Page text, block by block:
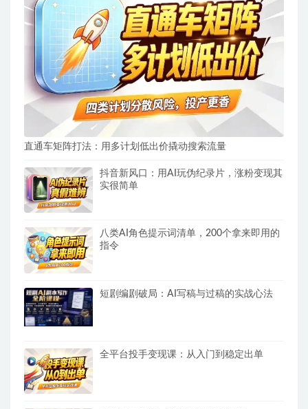
直通车矩阵打法：用多计划低出价撬动搜索流量
抖音新风口：用AI玩伪纪录片，涨粉变现其
实很简单
八类AI角色提示词清单，200个拿来即用的
指令
短剧编剧破局：AI写稿与过稿的实战心法
全平台投手变现课：从入门到稳定出单